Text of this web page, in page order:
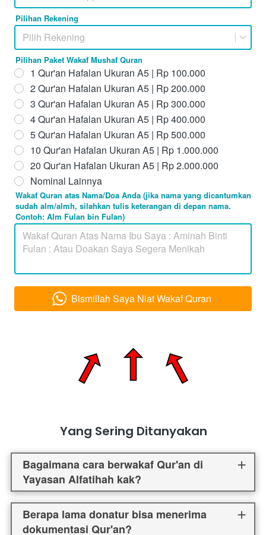
Pilihan Rekening
Pilih Rekening
Pilihan Paket Wakaf Mushaf Quran
1 Qur'an Hafalan Ukuran A5 | Rp 100.000
2 Qur'an Hafalan Ukuran A5 | Rp 200.000
3 Qur'an Hafalan Ukuran A5 | Rp 300.000
4 Qur'an Hafalan Ukuran A5 | Rp 400.000
5 Qur'an Hafalan Ukuran A5 | Rp 500.000
10 Qur'an Hafalan Ukuran A5 | Rp 1.000.000
20 Qur'an Hafalan Ukuran A5 | Rp 2.000.000
Nominal Lainnya
Wakaf Quran atas Nama/Doa Anda (jika nama yang dicantumkan
sudah alm/almh, silahkan tulis keterangan di depan nama.
Contoh: Alm Fulan bin Fulan)
` Bismillah Saya Niat Wakaf Quran
Yang Sering Ditanyakan
Bagaimana cara berwakaf Qur'an di
Yayasan Alfatihah kak?
Berapa lama donatur bisa menerima
dokumentasi Qur'an?